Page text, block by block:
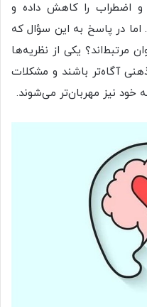
و اضطراب را کاهش داده و
اما در پاسخ به این سؤال که
مرتبط‌اند؟ یکی از نظریه‌ها
آگاه‌تر باشند و مشکلات
خود نیز مهربان‌تر می‌شوند.